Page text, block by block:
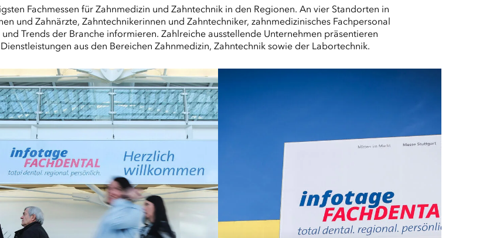
Fachmessen für Zahnmedizin und Zahntechnik in den Regionen. An vier Standorten in
und Zahnärzte, Zahntechnikerinnen und Zahntechniker, zahnmedizinisches Fachpersonal
Trends der Branche informieren. Zahlreiche ausstellende Unternehmen präsentieren
aus den Bereichen Zahnmedizin, Zahntechnik sowie der Labortechnik.